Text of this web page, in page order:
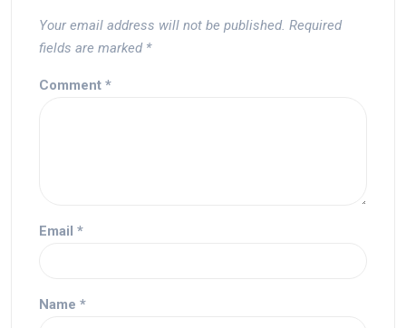
Your email address will not be published. Required
fields are marked *
Comment *
Email *
Name *